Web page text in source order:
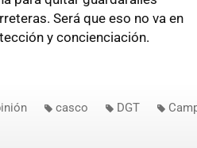
Será que eso no va en
y concienciación.
casco DGT